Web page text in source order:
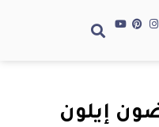
إيلون